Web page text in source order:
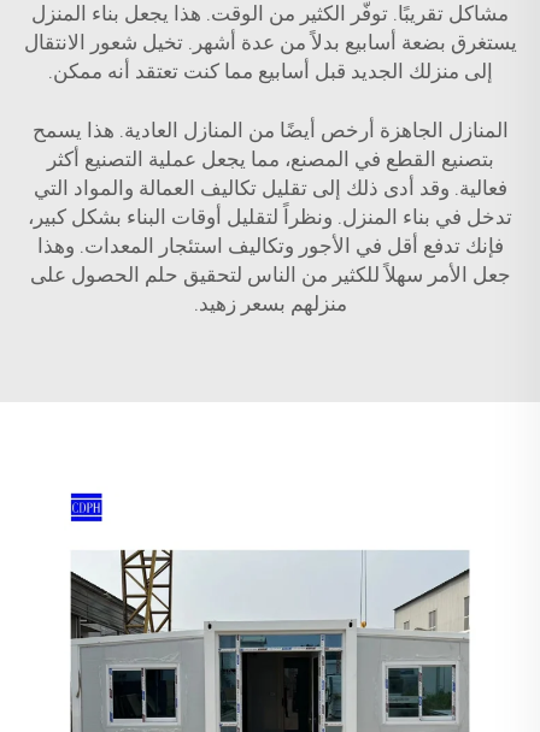
مشاكل تقريبًا. توفّر الكثير من الوقت. هذا يجعل بناء المنزل
يستغرق بضعة أسابيع بدلاً من عدة أشهر. تخيل شعور الانتقال
إلى منزلك الجديد قبل أسابيع مما كنت تعتقد أنه ممكن.
المنازل الجاهزة أرخص أيضًا من المنازل العادية. هذا يسمح
بتصنيع القطع في المصنع، مما يجعل عملية التصنيع أكثر
فعالية. وقد أدى ذلك إلى تقليل تكاليف العمالة والمواد التي
تدخل في بناء المنزل. ونظراً لتقليل أوقات البناء بشكل كبير،
فإنك تدفع أقل في الأجور وتكاليف استئجار المعدات. وهذا
جعل الأمر سهلاً للكثير من الناس لتحقيق حلم الحصول على
منزلهم بسعر زهيد.